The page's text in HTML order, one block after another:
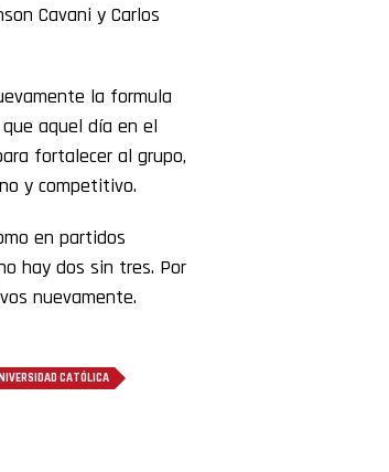
Cavani y Carlos
la formula
aquel día en el
fortalecer al grupo,
y competitivo.
en partidos
hay dos sin tres. Por
nuevamente.
CATÓLICA